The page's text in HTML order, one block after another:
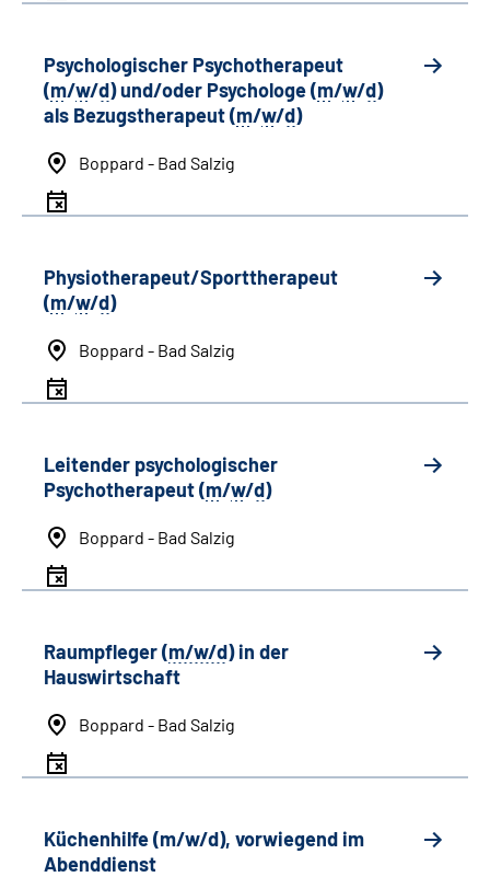
Psychologischer Psychotherapeut
(m/w/d) und/oder Psychologe (m/w/d)
als Bezugstherapeut (m/w/d)
Boppard - Bad Salzig
Physiotherapeut/Sporttherapeut
(m/w/d)
Boppard - Bad Salzig
Leitender psychologischer
Psychotherapeut (m/w/d)
Boppard - Bad Salzig
Raumpfleger (m/w/d) in der
Hauswirtschaft
Boppard - Bad Salzig
Küchenhilfe (m/w/d), vorwiegend im
Abenddienst